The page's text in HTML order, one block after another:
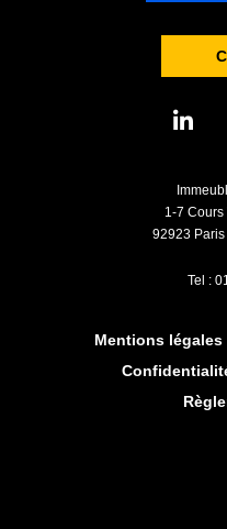
1-7
92923
Tel :
Mentions légales